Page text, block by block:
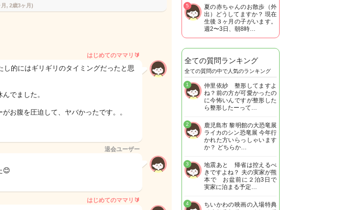
, 2歳3ヶ月)
はじめてのママリ🔰
し的にはギリギリのタイミングだったと思
でました。
お腹を圧迫して、ヤバかったです。。
退会ユーザー
😊
はじめてのママリ🔰
夏の赤ちゃんのお散歩（外
出）どうしてますか？ 現在
生後３ヶ月の子がいます。
週2〜3日、朝8時…
5
全ての質問ランキング
全ての質問の中で人気のランキング
仲里依紗 整形してますよ
ね？前の方が可愛かったの
に今怖いんですが整形した
ら整形したーって…
1
鹿児島市 黎明館の大恐竜展
ライカのシン恐竜展 今年行
かれた方いらっしゃいます
か？ どちらか…
2
地震あと 帰省は控えるべ
きですよね？ 夫の実家が熊
本で お盆前に２泊3日で
実家に泊まる予定…
3
ちいかわの映画の入場特典
4